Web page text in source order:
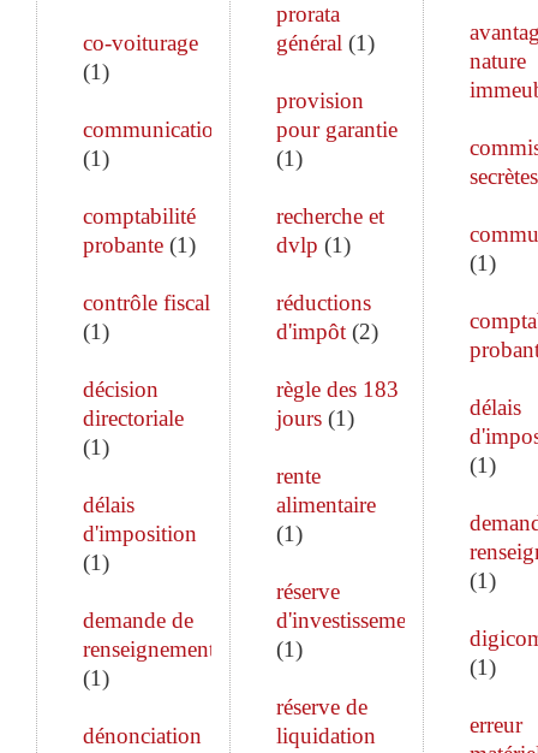
co-voiturage
(1)
communication
(1)
comptabilité
probante (1)
contrôle fiscal
(1)
décision
directoriale
(1)
délais
d'imposition
(1)
demande de
renseignements
(1)
dénonciation
prorata
général (1)
provision
pour garantie
(1)
recherche et
dvlp (1)
réductions
d'impôt(2)
règle des 183
jours(1)
rente
alimentaire
(1)
réserve
d'investissement
(1)
réserve de
liquidation
nature
secrètes
(1)
délais
(1)
(1)
(1)
erreur